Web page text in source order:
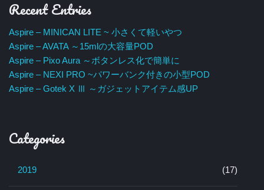
Recent Entries
Aspire – MINICAN LITE ~ 小さくて軽いやつ
Aspire – AVATA ～15mlの大容量POD
Aspire – Pixo Aura ～ボタンレス化で簡単に
Aspire – NEXI PRO ~パワーバンク付きの小型POD
Aspire – Gotek X Ⅲ ～ガジェットアイテム感UP
Categories
2019 (17)